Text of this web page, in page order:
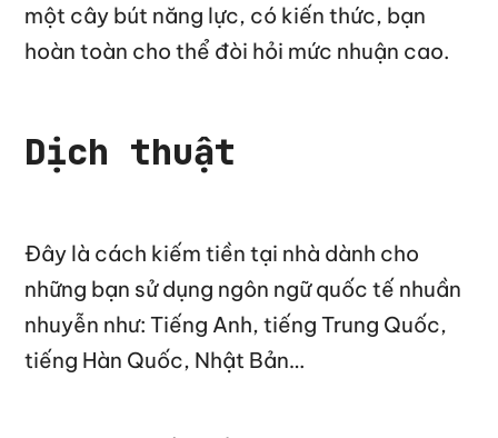
một cây bút năng lực, có kiến thức, bạn
hoàn toàn cho thể đòi hỏi mức nhuận cao.
Dịch thuật
Đây là cách kiếm tiền tại nhà dành cho
những bạn sử dụng ngôn ngữ quốc tế nhuần
nhuyễn như: Tiếng Anh, tiếng Trung Quốc,
tiếng Hàn Quốc, Nhật Bản…